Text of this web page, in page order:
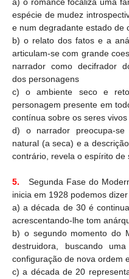
espécie de mudez
e num degradante estado de
b) o relato dos fatos e a
articulam-se com grande
narrador como decifrador
dos personagens
c) o ambiente seco e
personagem presente em
contínua sobre os seres vivos
d) o narrador preocupa-se
natural (a seca) e a
contrário, revela o espírito de
5.
Segunda Fase do
inicia em 1928 podemos
a) a década de 30 é
acrescentando-lhe tom
b) o segundo momento do
destruidora, buscando
configuração de nova ordem
c) a década de 20